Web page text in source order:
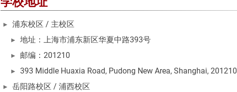
浦东校区 / 主校区
地址：上海市浦东新区华夏中路393号
邮编：201210
393 Middle Huaxia Road, Pudong New Area, Shanghai, 201210
岳阳路校区 / 浦西校区